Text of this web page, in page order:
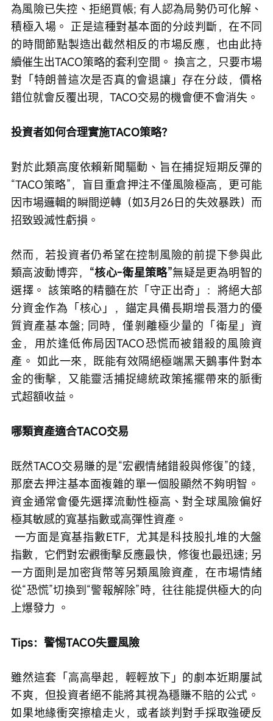
為風險已失控、拒絕買帳; 有人認為局勢仍可化解、
積極入場。 正是這種對基本面的分歧判斷，在不同
的時間節點製造出截然相反的市場反應，也由此持
續催生出TACO策略的套利空間。 換言之，只要市場
對「特朗普這次是否真的會退讓」存在分歧，價格
錯位就會反覆出現，TACO交易的機會便不會消失。
投資者如何合理實施TACO策略？
對於此類高度依賴新聞驅動、旨在捕捉短期反彈的
“TACO策略”，盲目重倉押注不僅風險極高，更可能
因市場邏輯的瞬間逆轉（如3月26日的失效暴跌）而
招致毀滅性虧損。
然而，若投資者仍希望在控制風險的前提下參與此
類高波動博弈， “核心-衛星策略”無疑是更為明智的
選擇。 該策略的精髓在於「守正出奇」：將絕大部
分資金作為「核心」，錨定具備長期增長潛力的優
質資產基本盤; 同時，僅剝離極少量的「衛星」資
金，用於逢低佈局因TACO恐慌而被錯殺的風險資
產。 如此一來，既能有效隔絕極端黑天鵝事件對本
金的衝擊，又能靈活捕捉總統政策搖擺帶來的脈衝
式超額收益。
哪類資產適合TACO交易
既然TACO交易賺的是“宏觀情緒錯殺與修復”的錢，
那麼去押注基本面複雜的單一個股顯然不夠明智。
資金通常會優先選擇流動性極高、對全球風險偏好
極其敏感的寬基指數或高彈性資產。
指數，它們對宏觀衝擊反應最快，修復也最迅速; 另
一方面則是加密貨幣等另類風險資產，在市場情緒
從“恐慌”切換到“警報解除”時，往往能提供極大的向
上爆發力 。
Tips：警惕TACO失靈風險
雖然這套「高高舉起，輕輕放下」的劇本近期屢試
不爽，但投資者絕不能將其視為穩賺不賠的公式。
如果地緣衝突擦槍走火，或者談判對手採取強硬反